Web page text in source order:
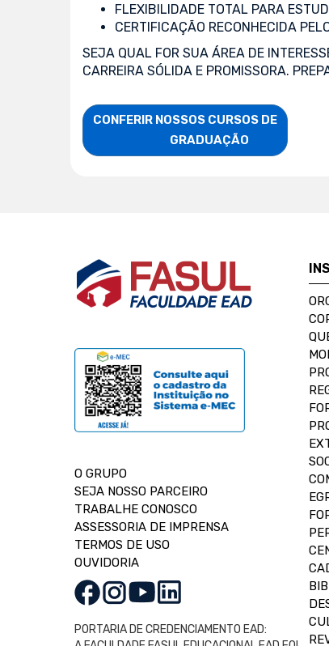
FLEXIBILIDADE TOTAL PARA
CERTIFICAÇÃO RECONHECIDA
SEJA QUAL FOR SUA ÁREA DE
CARREIRA SÓLIDA E PROMISSORA.
CONFERIR NOSSOS CURSOS DE
                    GRADUAÇÃO
O GRUPO
SEJA NOSSO PARCEIRO
TRABALHE CONOSCO
ASSESSORIA DE IMPRENSA
TERMOS DE USO
OUVIDORIA
PORTARIA DE CREDENCIAMENTO EAD: